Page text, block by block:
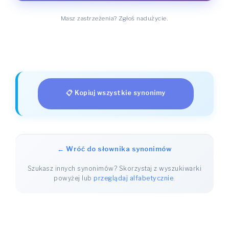
Masz zastrzeżenia? Zgłoś nadużycie.
📋 Kopiuj wszystkie synonimy
← Wróć do słownika synonimów
Szukasz innych synonimów? Skorzystaj z wyszukiwarki
powyżej lubprzeglądaj alfabetycznie.